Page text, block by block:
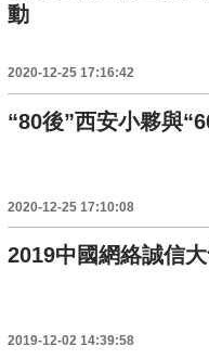
動
2020-12-25 17:16:42
“80後”西安小夥與
2020-12-25 17:10:08
2019中國網絡誠信
2019-12-02 14:39:58